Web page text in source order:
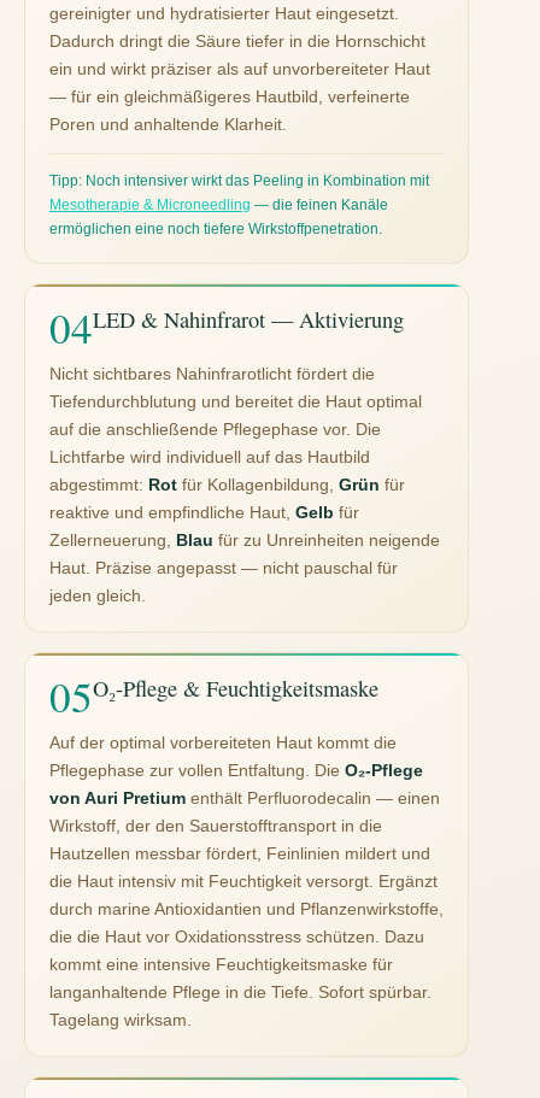
gereinigter und hydratisierter Haut eingesetzt.
Dadurch dringt die Säure tiefer in die Hornschicht
ein und wirkt präziser als auf unvorbereiteter Haut
— für ein gleichmäßigeres Hautbild, verfeinerte
Poren und anhaltende Klarheit.
Tipp: Noch intensiver wirkt das Peeling in Kombination mit
Mesotherapie & Microneedling — die feinen Kanäle
ermöglichen eine noch tiefere Wirkstoffpenetration.
LED & Nahinfrarot — Aktivierung
Nicht sichtbares Nahinfrarotlicht fördert die
Tiefendurchblutung und bereitet die Haut optimal
auf die anschließende Pflegephase vor. Die
Lichtfarbe wird individuell auf das Hautbild
abgestimmt: Rot für Kollagenbildung, Grün für
reaktive und empfindliche Haut, Gelb für
Zellerneuerung, Blau für zu Unreinheiten neigende
Haut. Präzise angepasst — nicht pauschal für
jeden gleich.
O₂-Pflege & Feuchtigkeitsmaske
Auf der optimal vorbereiteten Haut kommt die
Pflegephase zur vollen Entfaltung. Die O₂-Pflege
von Auri Pretium enthält Perfluorodecalin — einen
Wirkstoff, der den Sauerstofftransport in die
Hautzellen messbar fördert, Feinlinien mildert und
die Haut intensiv mit Feuchtigkeit versorgt. Ergänzt
durch marine Antioxidantien und Pflanzenwirkstoffe,
die die Haut vor Oxidationsstress schützen. Dazu
kommt eine intensive Feuchtigkeitsmaske für
langanhaltende Pflege in die Tiefe. Sofort spürbar.
Tagelang wirksam.